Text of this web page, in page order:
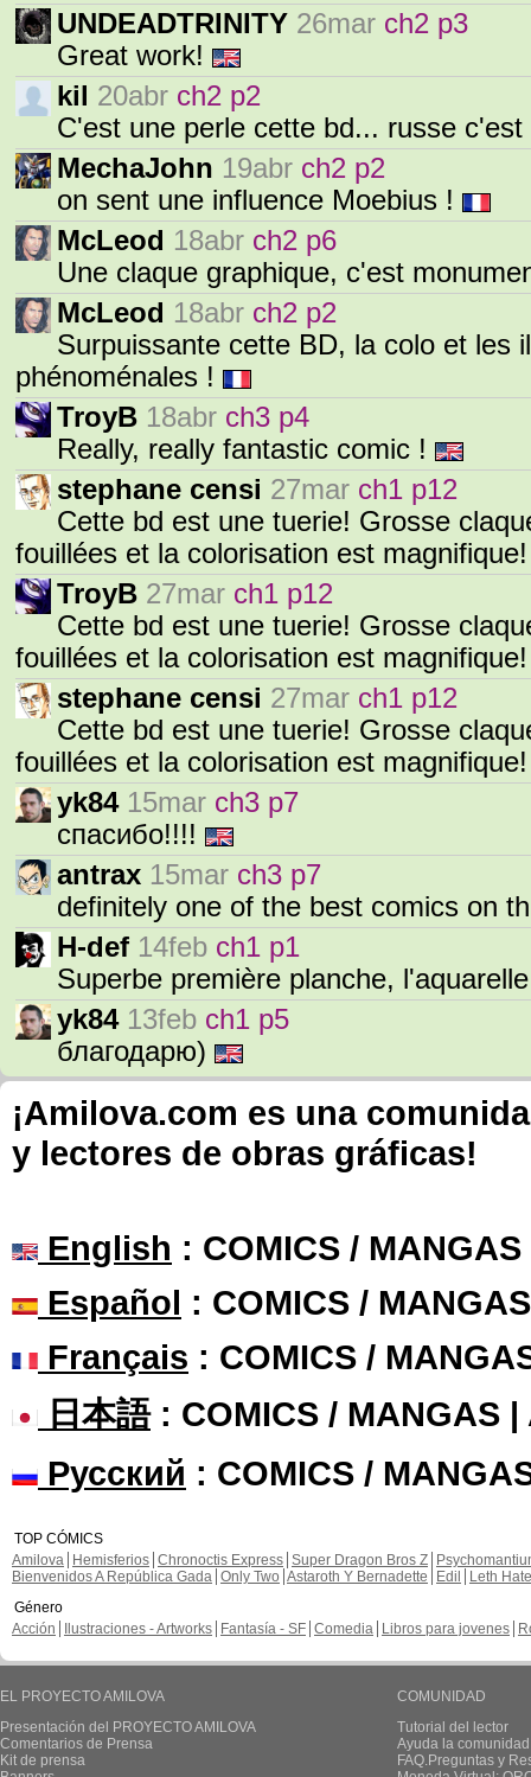
UNDEADTRINITY 26mar ch2 p3
Great work!
kil 20abr ch2 p2
C'est une perle cette bd... russe
MechaJohn 19abr ch2 p2
on sent une influence Moebius !
McLeod 18abr ch2 p6
Une claque graphique, c'est
McLeod 18abr ch2 p2
Surpuissante cette BD, la colo et les
phénoménales !
TroyB 18abr ch3 p4
Really, really fantastic comic !
stephane censi 27mar ch1 p12
Cette bd est une tuerie! Grosse
fouillées et la colorisation est
TroyB 27mar ch1 p12
Cette bd est une tuerie! Grosse
fouillées et la colorisation est
stephane censi 27mar ch1 p12
Cette bd est une tuerie! Grosse
fouillées et la colorisation est
yk84 15mar ch3 p7
спасибо!!!!
antrax 15mar ch3 p7
definitely one of the best comics on
H-def 14feb ch1 p1
Superbe première planche,
yk84 13feb ch1 p5
благодарю)
¡Amilova.com es una
y lectores de obras gráficas!
English : COMICS /
Español : COMICS /
Français : COMICS /
日本語: COMICS / MANGAS |
Русский : COMICS /
TOP CÓMICS
Amilova
Hemisferios Chronoctis Express Super Dragon Bros Z
Bienvenidos A República Gada Only Two Astaroth Y Bernadette Edil
Leth Hate
Género
Acción
Ilustraciones - Artworks Fantasía - SF Comedia Libros para jovenes
EL PROYECTO AMILOVA
Presentación del PROYECTO AMILOVA
Comentarios de Prensa
Kit de prensa
COMUNIDAD
Tutorial del lector
Ayuda la
FAQ.Preguntas y